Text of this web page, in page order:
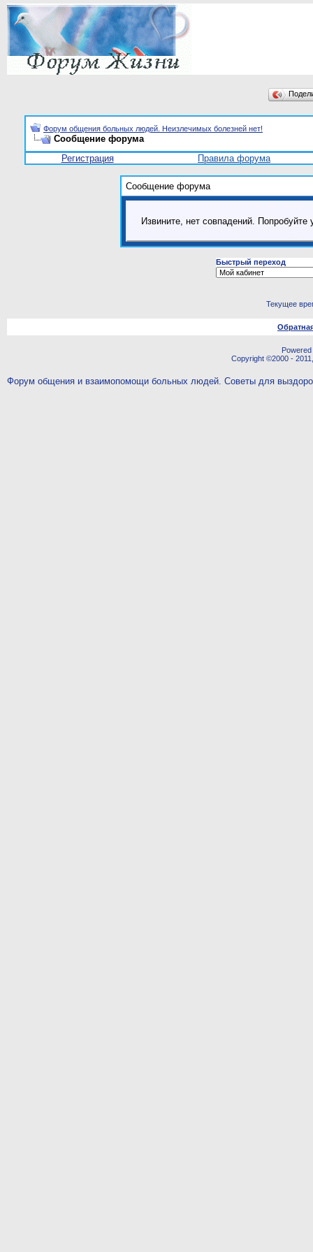
Форум общения больных людей. Неизлечимых болезней нет!
Сообщение форума
Регистрация
Правила форума
Сообщение форума
Извините, нет совпадений.
Быстрый переход
Текущее
Copyright ©2000 -
Форум общения и взаимопомощи больных людей. Советы для